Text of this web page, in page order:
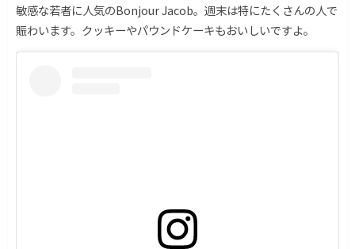
敏感な若者に人気のBonjour Jacob。週末は特にたくさんの人で
賑わいます。クッキーやパウンドケーキもおいしいですよ。